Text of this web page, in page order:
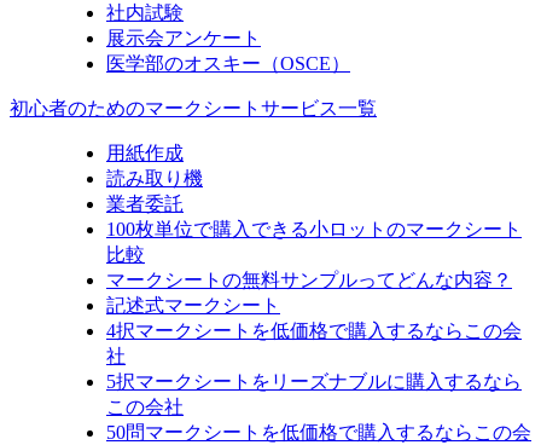
社内試験
展示会アンケート
医学部のオスキー（OSCE）
初心者のためのマークシートサービス一覧
用紙作成
読み取り機
業者委託
100枚単位で購入できる小ロットのマークシート
比較
マークシートの無料サンプルってどんな内容？
記述式マークシート
4択マークシートを低価格で購入するならこの会
社
5択マークシートをリーズナブルに購入するなら
この会社
50問マークシートを低価格で購入するならこの会